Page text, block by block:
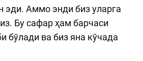
эди. Аммо энди биз уларга
Бу сафар ҳам барчаси
бўлади ва биз яна кўчада